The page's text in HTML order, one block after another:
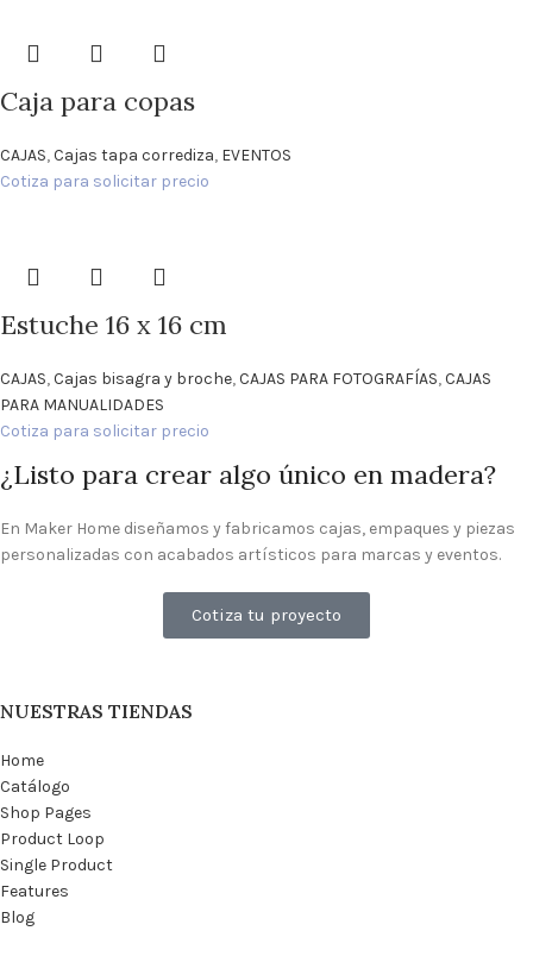
Caja para copas
CAJAS,Cajas tapa corrediza, EVENTOS
Cotiza para solicitar precio
Estuche 16 x 16 cm
CAJAS,Cajas bisagra y broche,CAJAS PARA FOTOGRAFÍAS,CAJAS
PARA MANUALIDADES
Cotiza para solicitar precio
¿Listo para crear algo único en madera?
En Maker Home diseñamos y fabricamos cajas, empaques y piezas
personalizadas con acabados artísticos para marcas y eventos.
Cotiza tu proyecto
NUESTRAS TIENDAS
Home
Catálogo
Shop Pages
Product Loop
Single Product
Features
Blog